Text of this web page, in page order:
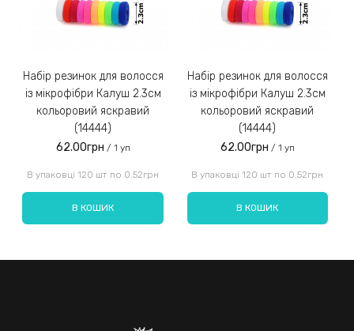
Введіть код, вказаний на зображенні:
Набір резинок для волосся
із мікрофібри Калуш 2.3см
кольоровий яскравий
(14444)
62.00грн / 1 уп
В упаковці 120 шт по 0.52грн
В КОШИК
Набір резинок для волосся
із мікрофібри Калуш 2.3см
кольоровий яскравий
(14444)
62.00грн / 1 уп
В упаковці 120 шт по 0.52грн
В КОШИК